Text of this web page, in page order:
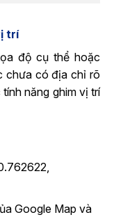
trí
độ cụ thể hoặc
chưa có địa chỉ rõ
năng ghim vị trí
Google Map và